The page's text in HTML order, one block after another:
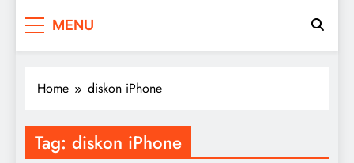
MENU
Home diskon iPhone
Tag: diskon iPhone